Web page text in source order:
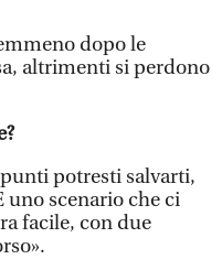
dopo le
altrimenti si perdono
potresti salvarti,
scenario che ci
facile, con due